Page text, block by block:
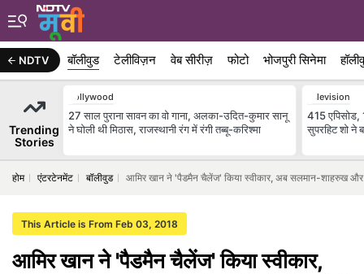
NDTV बॉलीवुड टेलीविज़न वेब सीरीज़ फोटो भोजपुरी सिनेमा
Trending
Stories
Bollywood
27 साल पुराना सावन का वो गाना, अलका-उदित-कुमार सानू
ने घोली थी मिठास, राजस्थानी रंग में रंगी तब्बू-करिश्मा
Television
415 एपिसोड,
सुपरहिट शो ने
होम एंटरटेनमेंट बॉलीवुड आमिर खान ने 'पैडमैन चैलेंज' किया स्वीकार, अब सलमान-शाहरुख और
This Article is From Feb 03, 2018
आमिर खान ने 'पैडमैन चैलेंज' किया स्वीकार,